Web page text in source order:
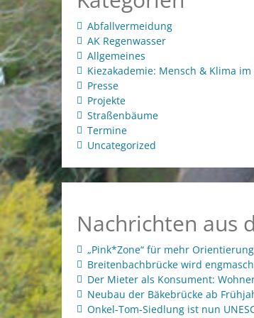
Abfallvermeidung
AK Regenwasser
Allgemeines
Kiezakademie: Mensch & Klima
Presse
Projekte
Straßenbäume
Termine
Uncategorized
Nachrichten aus
„Pink*Zone“ für mehr
Breitenbachbrücke wird
Der Mieter als Konsument:
Neubau der Bäkebrücke ab
Onkel-Tom-Siedlung ist nun